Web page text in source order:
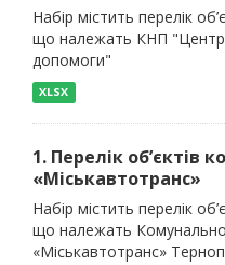
Набір містить перелік
що належать КНП "Центр
допомоги"
XLSX
1. Перелік об’єктів
«Міськавтотранс»
Набір містить перелік
що належать
«Міськавтотранс»